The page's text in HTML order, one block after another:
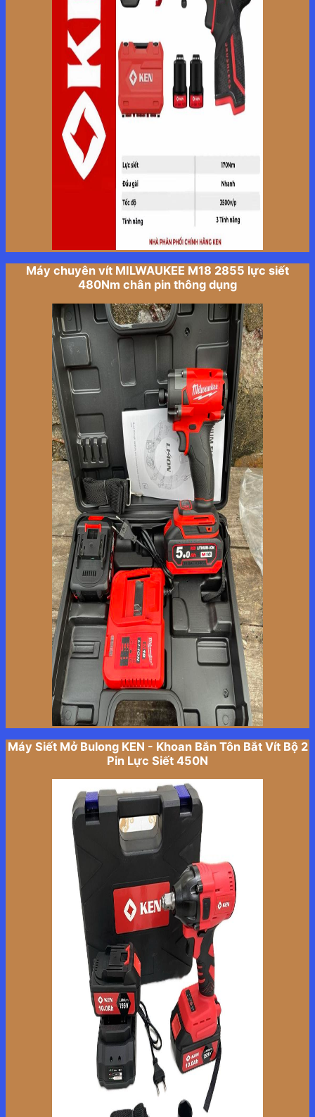
Máy chuyên vít MILWAUKEE M18 2855 lực siết
480Nm chân pin thông dụng
Máy Siết Mở Bulong KEN - Khoan Bắn Tôn Bắt Vít Bộ 2
Pin Lực Siết 450N